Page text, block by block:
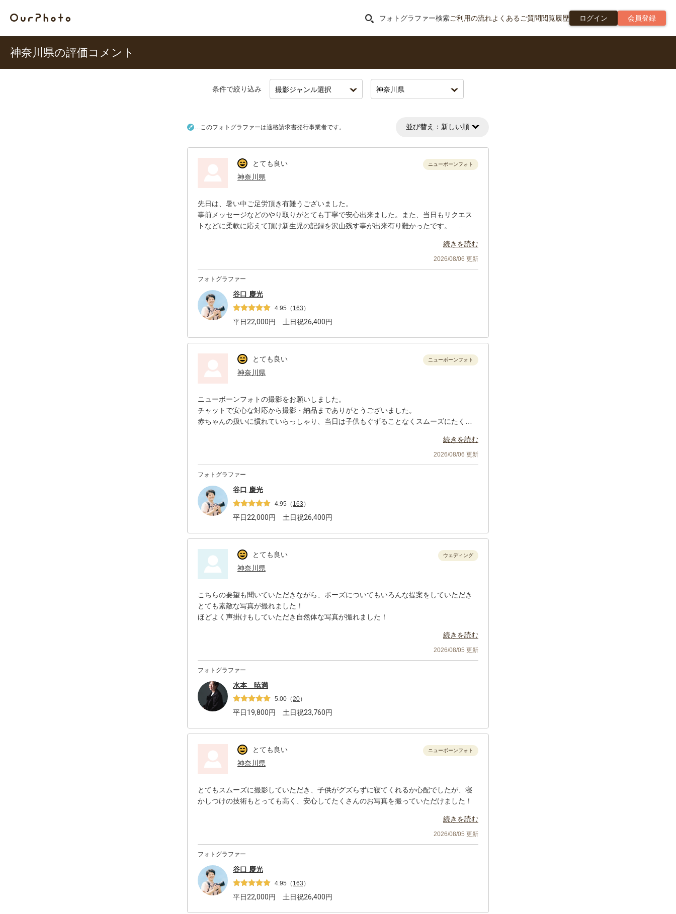
フォトグラファー検索ご利用の流れよくあるご質問閲覧履歴 ログイン 会員登録
神奈川県の評価コメント
条件で絞り込み
…このフォトグラファーは適格請求書発行事業者です。 並び替え： 新しい順
とても良い
神奈川県
ニューボーンフォト
先日は、暑い中ご足労頂き有難うございました。
事前メッセージなどのやり取りがとても丁寧で安心出来ました。また、当日もリクエス
トなどに柔軟に応えて頂け新生児の記録を沢山残す事が出来有り難かったです。
続きを読む
2026/08/06 更新
フォトグラファー
谷口 慶光
4.95 （ 163 ）
平日22,000円 土日祝26,400円
とても良い
神奈川県
ニューボーンフォト
ニューボーンフォトの撮影をお願いしました。
チャットで安心な対応から撮影・納品までありがとうございました。
赤ちゃんの扱いに慣れていらっしゃり、当日は子供もぐずることなくスムーズにたくさ
また節目のタイミングでの撮影は是非お願いしたいです！
続きを読む
2026/08/06 更新
フォトグラファー
谷口 慶光
4.95 （ 163 ）
平日22,000円 土日祝26,400円
とても良い
神奈川県
ウェディング
こちらの要望も聞いていただきながら、ポーズについてもいろんな提案をしていただき
とても素敵な写真が撮れました！
ほどよく声掛けもしていただき自然体な写真が撮れました！
続きを読む
2026/08/05 更新
フォトグラファー
水本 暁満
5.00 （20）
平日19,800円 土日祝23,760円
とても良い
神奈川県
ニューボーンフォト
とてもスムーズに撮影していただき、子供がグズらずに寝てくれるか心配でしたが、寝
かしつけの技術もとっても高く、安心してたくさんのお写真を撮っていただけました！
続きを読む
2026/08/05 更新
フォトグラファー
谷口 慶光
4.95 （ 163 ）
平日22,000円 土日祝26,400円